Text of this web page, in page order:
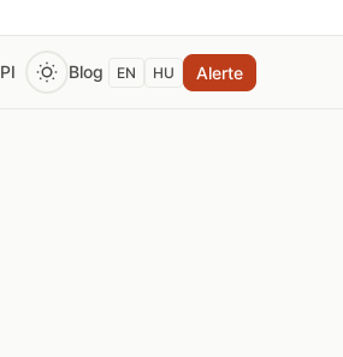
Blog EN HU Alerte